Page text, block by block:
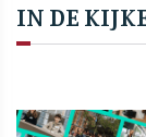
IN DE